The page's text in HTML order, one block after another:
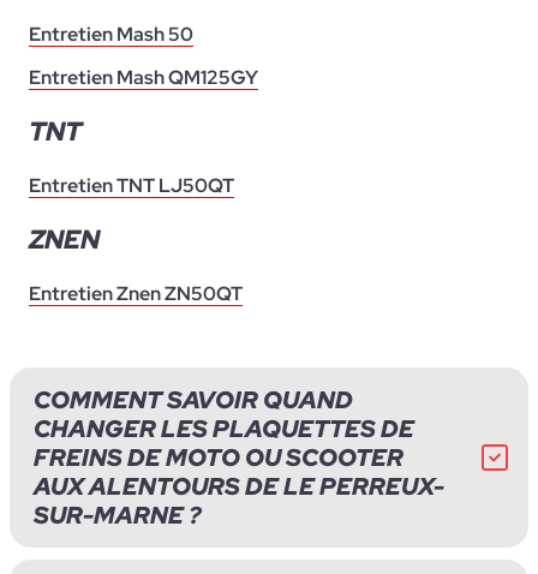
Entretien Mash 50
Entretien Mash QM125GY
TNT
Entretien TNT LJ50QT
ZNEN
Entretien Znen ZN50QT
COMMENT SAVOIR QUAND
CHANGER LES PLAQUETTES DE
FREINS DE MOTO OU SCOOTER
AUX ALENTOURS DE LE PERREUX-
SUR-MARNE ?